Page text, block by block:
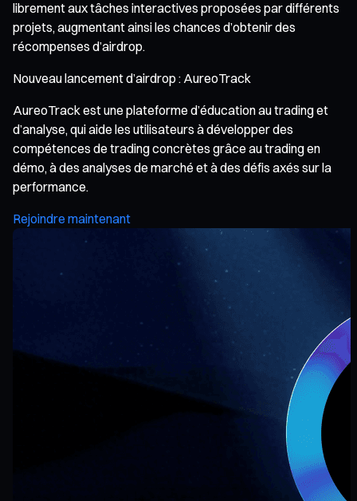
librement aux tâches interactives proposées par différents
projets, augmentant ainsi les chances d’obtenir des
récompenses d’airdrop.
Nouveau lancement d’airdrop : AureoTrack
AureoTrack est une plateforme d’éducation au trading et
d’analyse, qui aide les utilisateurs à développer des
compétences de trading concrètes grâce au trading en
démo, à des analyses de marché et à des défis axés sur la
performance.
Rejoindre maintenant